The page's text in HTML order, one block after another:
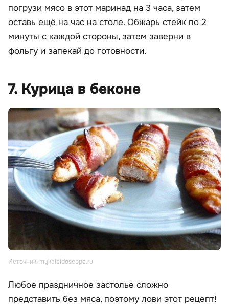
погрузи мясо в этот маринад на 3 часа, затем
оставь ещё на час на столе. Обжарь стейк по 2
минуты с каждой стороны, затем заверни в
фольгу и запекай до готовности.
7. Курица в беконе
Источник: mykaleidoscope.ru
Любое праздничное застолье сложно
представить без мяса, поэтому лови этот рецепт!